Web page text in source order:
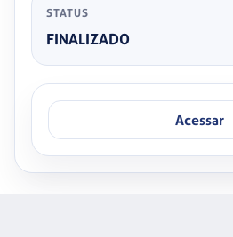
STATUS
FINALIZADO
Acessar